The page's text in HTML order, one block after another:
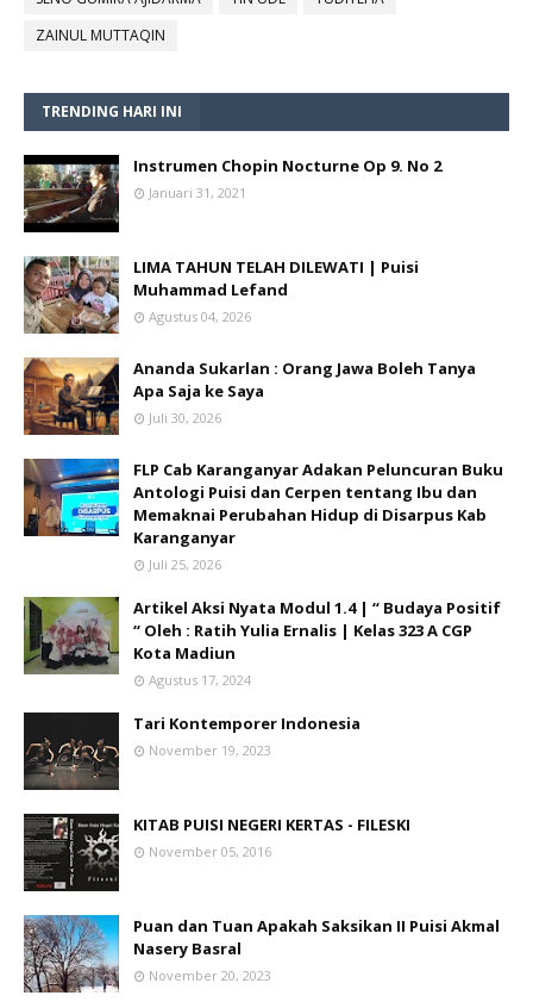
ZAINUL MUTTAQIN
TRENDING HARI INI
Instrumen Chopin Nocturne Op 9. No 2
Januari 31, 2021
LIMA TAHUN TELAH DILEWATI | Puisi
Muhammad Lefand
Agustus 04, 2026
Ananda Sukarlan : Orang Jawa Boleh Tanya
Apa Saja ke Saya
Juli 30, 2026
FLP Cab Karanganyar Adakan Peluncuran Buku
Antologi Puisi dan Cerpen tentang Ibu dan
Memaknai Perubahan Hidup di Disarpus Kab
Karanganyar
Juli 25, 2026
Artikel Aksi Nyata Modul 1.4 | “ Budaya Positif
“ Oleh : Ratih Yulia Ernalis | Kelas 323 A CGP
Kota Madiun
Agustus 17, 2024
Tari Kontemporer Indonesia
November 19, 2023
KITAB PUISI NEGERI KERTAS - FILESKI
November 05, 2016
Puan dan Tuan Apakah Saksikan II Puisi Akmal
Nasery Basral
November 20, 2023